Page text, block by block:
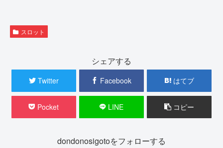
す
スロット
シェアする
Twitter Facebook はてブ
Pocket LINE コピー
dondonosigotoをフォローする